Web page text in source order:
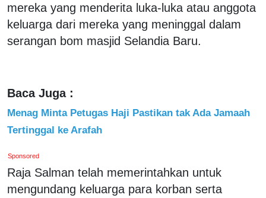
mereka yang menderita luka-luka atau anggota
keluarga dari mereka yang meninggal dalam
serangan bom masjid Selandia Baru.
Baca Juga :
Menag Minta Petugas Haji Pastikan tak Ada Jamaah
Tertinggal ke Arafah
Sponsored
Raja Salman telah memerintahkan untuk
mengundang keluarga para korban serta